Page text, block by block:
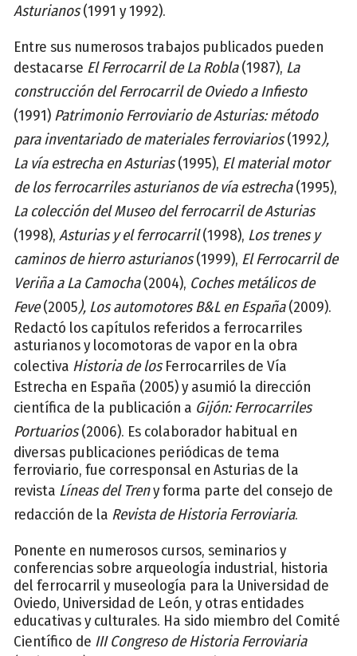
Asturianos(1991 y 1992).
Entre sus numerosos trabajos publicados pueden
destacarse El Ferrocarril de La Robla(1987), La
construcción del Ferrocarril de Oviedo a Infiesto
(1991) Patrimonio Ferroviario de Asturias: método
para inventariado de materiales ferroviarios(1992),
La vía estrecha en Asturias(1995), El material motor
de los ferrocarriles asturianos de vía estrecha(1995),
La colección del Museo del ferrocarril de Asturias
(1998), Asturias y el ferrocarril(1998), Los trenes y
caminos de hierro asturianos(1999), El Ferrocarril de
Veriña a La Camocha(2004), Coches metálicos de
Feve(2005), Los automotores B&L en España(2009).
Redactó los capítulos referidos a ferrocarriles
asturianos y locomotoras de vapor en la obra
colectiva Historia de losFerrocarriles de Vía
Estrecha en España (2005) y asumió la dirección
científica de la publicación a Gijón: Ferrocarriles
Portuarios(2006). Es colaborador habitual en
diversas publicaciones periódicas de tema
ferroviario, fue corresponsal en Asturias de la
revista Líneas del Treny forma parte del consejo de
redacción de la Revista de Historia Ferroviaria.
Ponente en numerosos cursos, seminarios y
conferencias sobre arqueología industrial, historia
del ferrocarril y museología para la Universidad de
Oviedo, Universidad de León, y otras entidades
educativas y culturales. Ha sido miembro del Comité
Científico de III Congreso de Historia Ferroviaria